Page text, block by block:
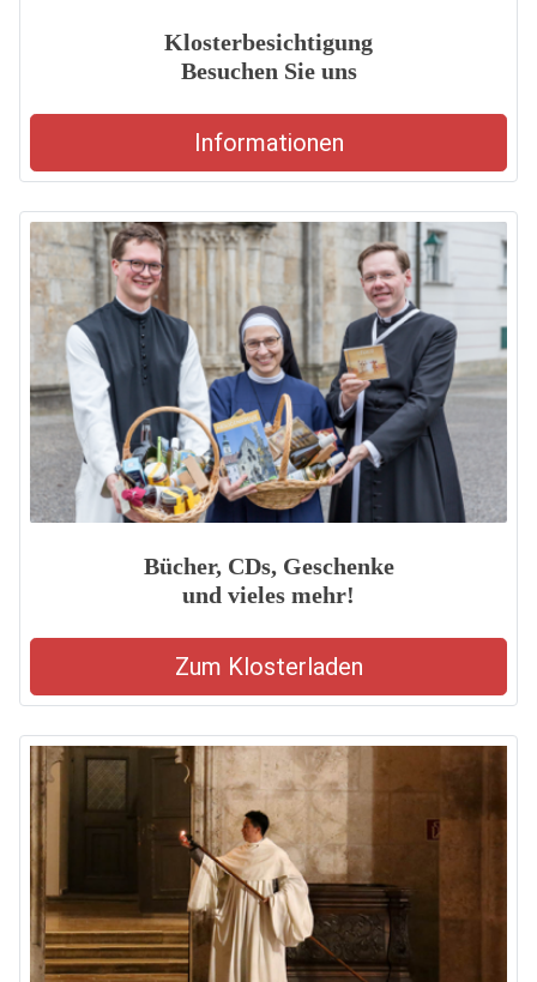
Klosterbesichtigung
Besuchen Sie uns
Informationen
Bücher, CDs, Geschenke
und vieles mehr!
Zum Klosterladen